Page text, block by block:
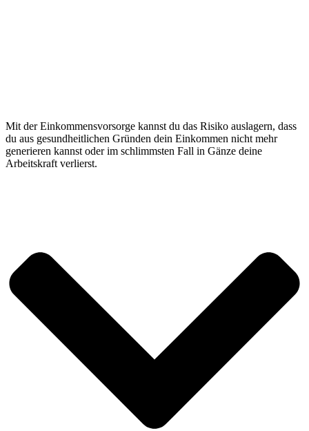
Mit der Einkommensvorsorge kannst du das Risiko auslagern, dass
du aus gesundheitlichen Gründen dein Einkommen nicht mehr
generieren kannst oder im schlimmsten Fall in Gänze deine
Arbeitskraft verlierst.